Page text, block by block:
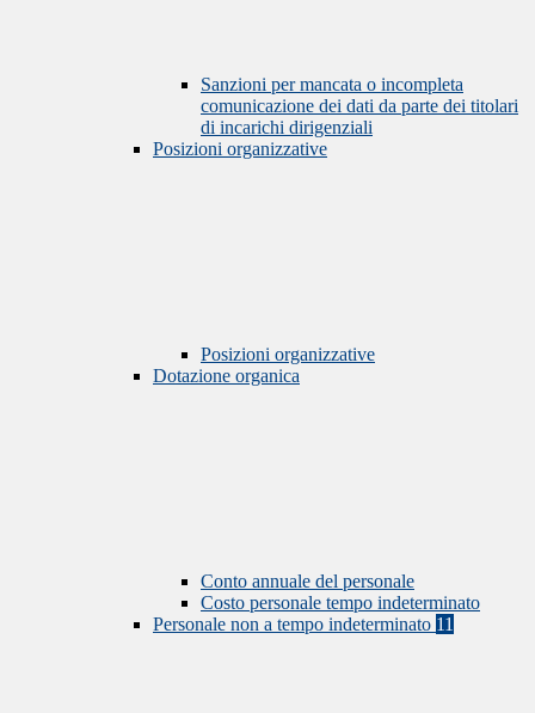
Sanzioni per mancata o incompleta
comunicazione dei dati da parte dei titolari
di incarichi dirigenziali
Posizioni organizzative
Posizioni organizzative
Dotazione organica
Conto annuale del personale
Costo personale tempo indeterminato
Personale non a tempo indeterminato 11